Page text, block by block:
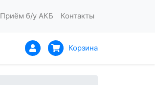
Приём б/у АКБ Контакты
Корзина